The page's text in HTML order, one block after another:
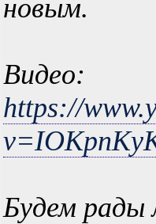
новым.
Видео:
https://
Будем